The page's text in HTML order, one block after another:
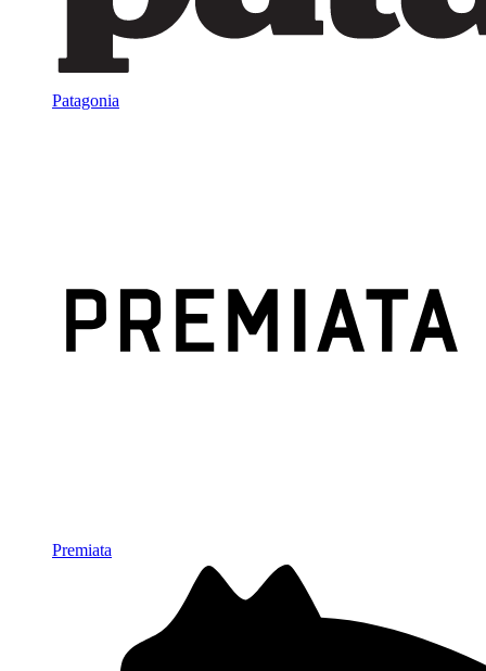
Patagonia
Premiata